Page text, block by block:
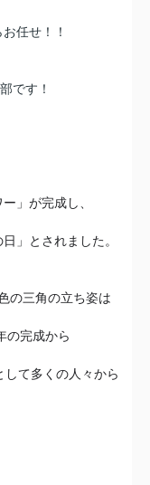
任せ！！
部です！
」が完成し、
」とされました。
の三角の立ち姿は
の完成から
して多くの人々から